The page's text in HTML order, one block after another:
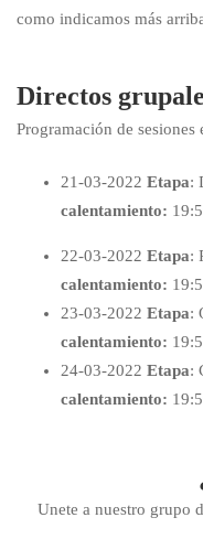
como indicamos más
Directos
Programación de sesiones
21-03-2022 Etapa:
calentamiento:
22-03-2022 Etapa:
calentamiento:
23-03-2022 Etapa:
calentamiento:
24-03-2022 Etapa:
calentamiento:
Unete a nuestro grupo